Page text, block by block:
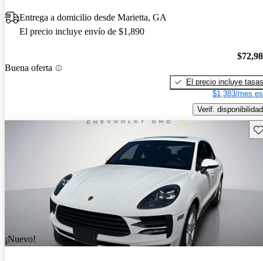
Entrega a domicilio desde Marietta, GA
El precio incluye envío de $1,890
Buena oferta
El precio incluye tasas
$1,383/mes
Verif. disponibilidad
¡Nuevo!